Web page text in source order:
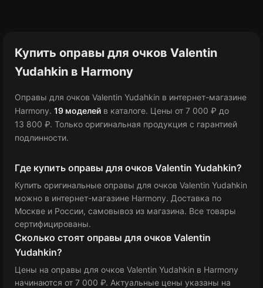
Купить оправы для очков Valentin
Yudahkin в Harmony
Оправы для очков Valentin Yudahkin в интернет-магазине
Harmony. 19 моделей в каталоге. Цены от 7 000 ₽ до
13 800 ₽. Только оригинальная продукция с гарантией
подлинности.
Где купить оправы для очков Valentin Yudahkin?
Купить оригинальные оправы для очков Valentin Yudahkin
можно в интернет-магазине Harmony. Доставка по
Москве и России, самовывоз из магазина. Все товары
сертифицированы.
Сколько стоят оправы для очков Valentin
Yudahkin?
Цены на оправы для очков Valentin Yudahkin в Harmony
начинаются от 7 000 ₽. Актуальные цены указаны на